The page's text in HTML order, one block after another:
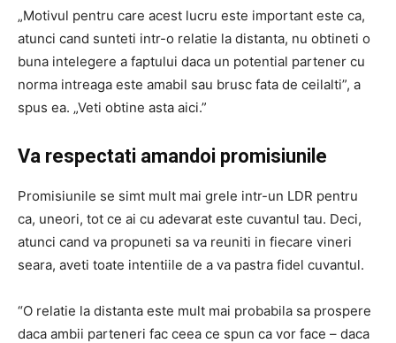
„Motivul pentru care acest lucru este important este ca,
atunci cand sunteti intr-o relatie la distanta, nu obtineti o
buna intelegere a faptului daca un potential partener cu
norma intreaga este amabil sau brusc fata de ceilalti”, a
spus ea. „Veti obtine asta aici.”
Va respectati amandoi promisiunile
Promisiunile se simt mult mai grele intr-un LDR pentru
ca, uneori, tot ce ai cu adevarat este cuvantul tau. Deci,
atunci cand va propuneti sa va reuniti in fiecare vineri
seara, aveti toate intentiile de a va pastra fidel cuvantul.
“O relatie la distanta este mult mai probabila sa prospere
daca ambii parteneri fac ceea ce spun ca vor face – daca